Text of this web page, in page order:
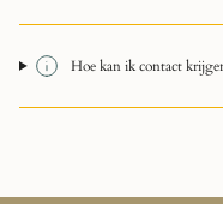
Hoe kan ik contact